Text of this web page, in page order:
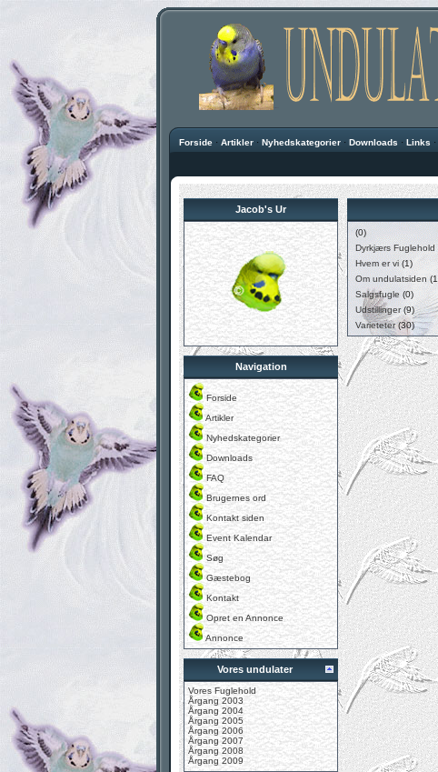
Forside · Artikler · Nyhedskategorier · Downloads · Links ·
Jacob's Ur
Navigation
Forside
Artikler
Nyhedskategorier
Downloads
FAQ
Brugernes ord
Kontakt siden
Event Kalendar
Søg
Gæstebog
Kontakt
Opret en Annonce
Annonce
Vores undulater
Vores Fuglehold
Årgang 2003
Årgang 2004
Årgang 2005
Årgang 2006
Årgang 2007
Årgang 2008
Årgang 2009
(0)
Dyrkjærs Fuglehold
Hvem er vi (1)
Om undulatsiden
Salgsfugle (0)
Udstillinger (9)
Varieteter (30)